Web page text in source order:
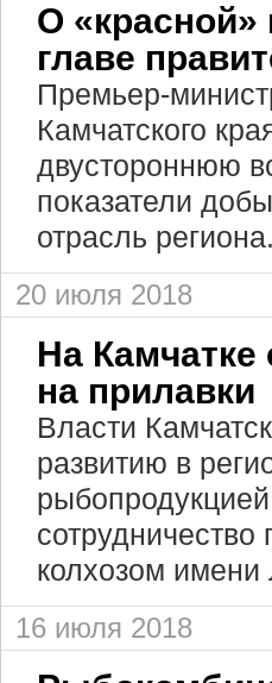
О «красной»
главе
Премьер-
Камчатского
двустороннюю
показатели
отрасль региона.
20 июля 2018
На Камчатке
на прилавки
Власти
развитию в
колхозом имени
16 июля 2018